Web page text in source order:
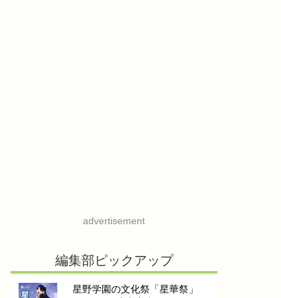
advertisement
編集部ピックアップ
星野学園の文化祭「星華祭」